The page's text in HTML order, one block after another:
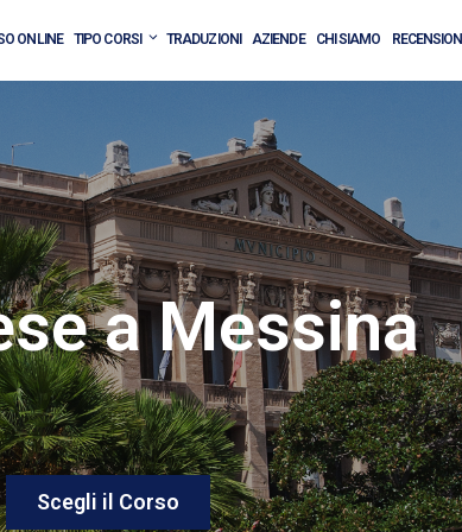
ONLINE TIPO CORSI TRADUZIONI AZIENDE CHI SIAMO RECENSIONI
a Messina
Scegli il Corso